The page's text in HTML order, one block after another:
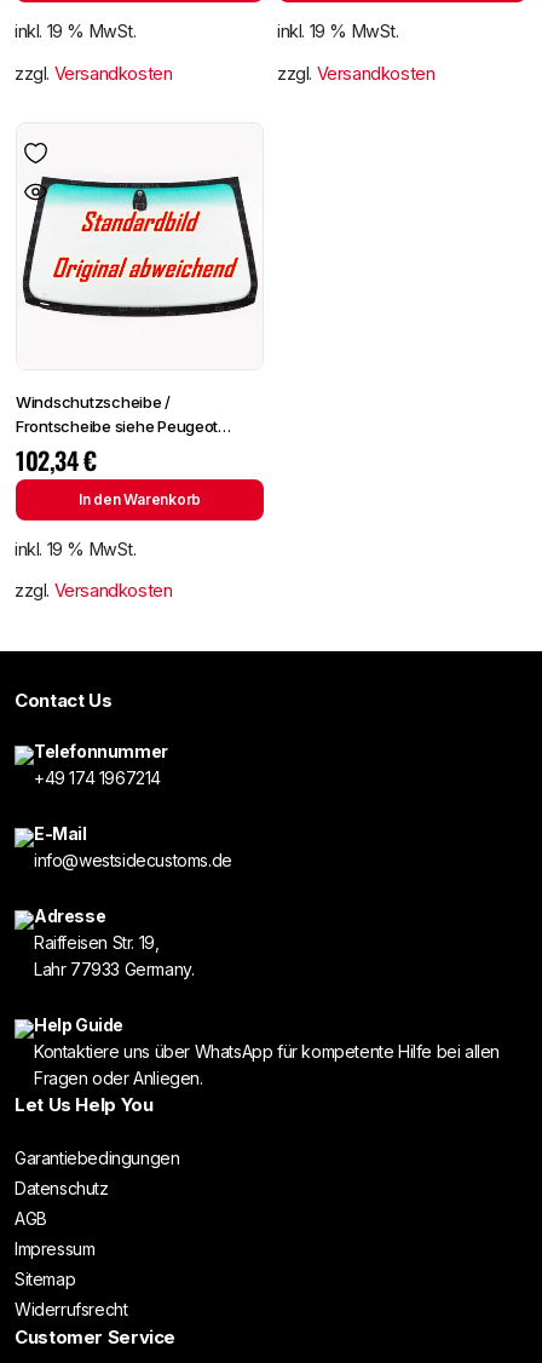
inkl. 19 % MwSt.
zzgl. Versandkosten
inkl. 19 % MwSt.
zzgl. Versandkosten
Windschutzscheibe /
Frontscheibe siehe Peugeot
Partner 96- (2724)
102,34€
In den Warenkorb
inkl. 19 % MwSt.
zzgl. Versandkosten
Contact Us
Telefonnummer
+49 174 1967214
E-Mail
info@westsidecustoms.de
Adresse
Raiffeisen Str. 19,
Lahr 77933 Germany.
Help Guide
Kontaktiere uns über WhatsApp für kompetente Hilfe bei allen
Fragen oder Anliegen.
Let Us Help You
Garantiebedingungen
Datenschutz
AGB
Impressum
Sitemap
Widerrufsrecht
Customer Service